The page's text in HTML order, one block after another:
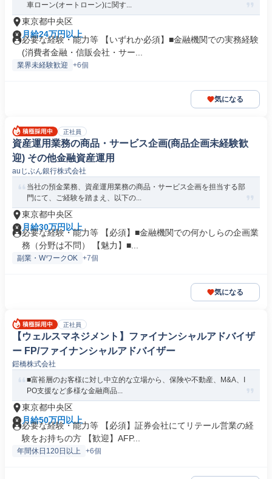
車ローン(オートローン)に関す...
東京都中央区
月給24万円以上
必要な経験・能力等 【いずれか必須】■金融機関での実務経験
(消費者金融・信販会社・サー...
業界未経験歓迎 +6個
気になる
正社員
資産運用業務の商品・サービス企画(商品企画未経験歓
迎) その他金融資産運用
auじぶん銀行株式会社
当社の預金業務、資産運用業務の商品・サービス企画を担当する部
門にて、ご経験を踏まえ、以下の...
東京都中央区
月給30万円以上
必要な経験・能力等 【必須】■金融機関での何かしらの企画業
務（分野は不問） 【魅力】■...
副業・WワークOK +7個
気になる
正社員
【ウェルスマネジメント】ファイナンシャルアドバイザ
ー FP/ファイナンシャルアドバイザー
鎧橋株式会社
■富裕層のお客様に対し中立的な立場から、保険や不動産、M&A、I
PO支援など多様な金融商品...
東京都中央区
月給50万円以上
必要な経験・能力等 【必須】証券会社にてリテール営業の経
験をお持ちの方 【歓迎】AFP...
年間休日120日以上 +6個